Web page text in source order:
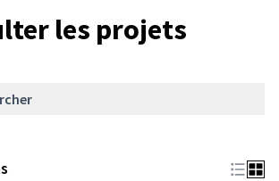
les projets